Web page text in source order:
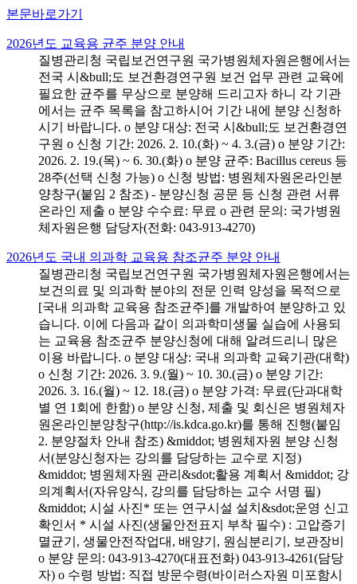
본문바로가기
2026년도 교육용 균주 분양 안내
질병관리청 국립보건연구원 국가병원체자원은행에서는
전국 시&bull;도 보건환경연구원 보건 업무 관련 교육에
필요한 균주를 무상으로 분양해 드리고자 하니 각 기관
에서는 균주 목록을 참고하시어 기간 내에 분양 신청하
시기 바랍니다. o 분양 대상: 전국 시&bull;도 보건환경연
구원 o 신청 기간: 2026. 2. 10.(화) ~ 4. 3.(금) o 분양 기간:
2026. 2. 19.(목) ~ 6. 30.(화) o 분양 균주: Bacillus cereus 등
28주(선택 신청 가능) o 신청 방법: 병원체자원온라인분
양창구(붙임 2 참조) - 분양신청 공문 등 신청 관련 서류
온라인 제출 o 분양 수수료: 무료 o 관련 문의: 국가병원
체자원은행 담당자(전화: 043-913-4270)
2026년도 국내 의과학 교육용 참조균주 분양 안내
질병관리청 국립보건연구원 국가병원체자원은행에서는
보건의료 및 의과학 분야의 전문 인력 양성을 목적으로
[국내 의과학 교육용 참조균주]를 개발하여 분양하고 있
습니다. 이에 다음과 같이 의과학미생물 실습에 사용되
는 교육용 참조균주 분양신청에 대해 알려드리니 많은
이용 바랍니다. o 분양 대상: 국내 의과학 교육기관(대학)
o 신청 기간: 2026. 3. 9.(월) ~ 10. 30.(금) o 분양 기간:
2026. 3. 16.(월) ~ 12. 18.(금) o 분양 가격: 무료(단과대학
별 연 1회에 한함) o 분양 신청, 제출 및 회신은 병원체자
원온라인분양창구(http://is.kdca.go.kr)를 통해 진행(붙임
2. 분양절차 안내 참조) &middot; 병원체자원 분양 신청
서(분양신청자는 강의를 담당하는 교수로 지정)
&middot; 병원체자원 관리&sdot;활용 계획서 &middot; 강
의계획서(자유양식, 강의를 담당하는 교수 서명 필)
&middot; 시설 사진* 또는 연구시설 설치&sdot;운영 신고
확인서 * 시설 사진(생물안전표지 부착 필수) : 고압증기
멸균기, 생물안전작업대, 배양기, 원심분리기, 보관장비
o 분양 문의: 043-913-4270(대표전화) 043-913-4261(담당
자) o 수령 방법: 직접 방문수령(바이러스자원 미포함시